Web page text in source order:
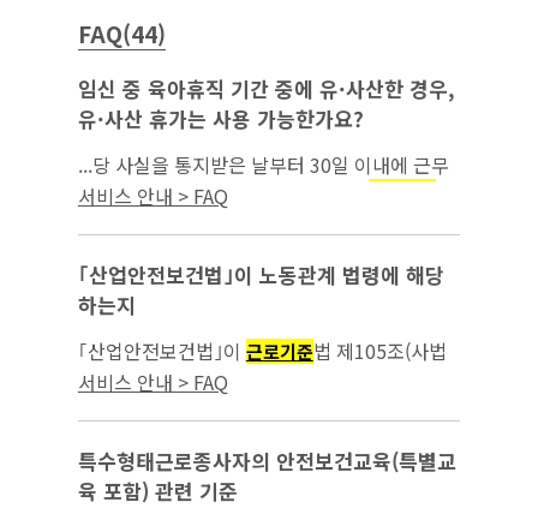
FAQ(44)
임신 중 육아휴직 기간 중에 유·사산한 경우,
유·사산 휴가는 사용 가능한가요?
...당 사실을 통지받은 날부터 30일 이내에 근무
법｣상 사용자는 임신 중인 여성이 유·사산한 경
우 근로자가 청구하면 유·사산 휴가를 부여...
서비스 안내 > FAQ
｢산업안전보건법｣이 노동관계 법령에 해당
하는지
｢산업안전보건법｣이 근로기준법 제105조(사법
경찰권 행사자의 제한)에서 정하는 그 밖의 노동
관계법령에 해당하는지...
서비스 안내 > FAQ
특수형태근로종사자의 안전보건교육(특별교
육 포함) 관련 기준